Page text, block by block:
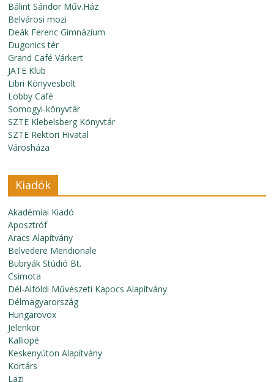
Bálint Sándor Műv.Ház
Belvárosi mozi
Deák Ferenc Gimnázium
Dugonics tér
Grand Café Várkert
JATE Klub
Libri Könyvesbolt
Lobby Café
Somogyi-könyvtár
SZTE Klebelsberg Könyvtár
SZTE Rektori Hivatal
Városháza
Kiadók
Akadémiai Kiadó
Aposztróf
Aracs Alapítvány
Belvedere Meridionale
Bubryák Stúdió Bt.
Csimota
Dél-Alföldi Művészeti Kapocs Alapítvány
Délmagyarország
Hungarovox
Jelenkor
Kalliopé
Keskenyúton Alapítvány
Kortárs
Lazi